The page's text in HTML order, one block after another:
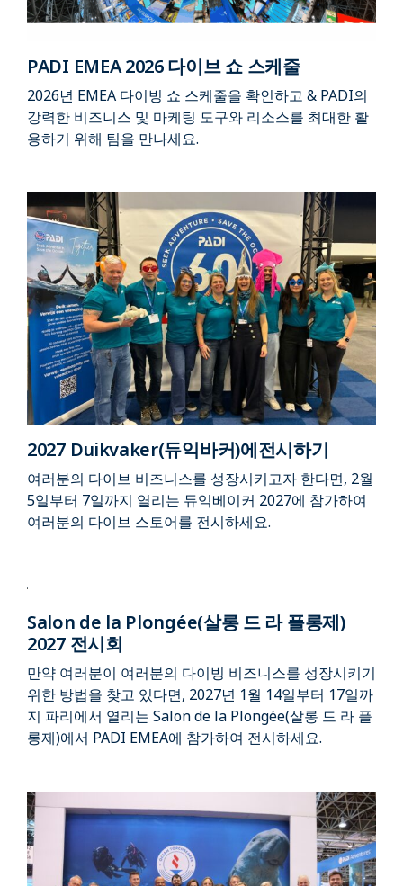
PADI EMEA 2026 다이브 쇼 스케줄
2026년 EMEA 다이빙 쇼 스케줄을 확인하고 & PADI의
강력한 비즈니스 및 마케팅 도구와 리소스를 최대한 활
용하기 위해 팀을 만나세요.
2027 Duikvaker(듀익바커)에전시하기
여러분의 다이브 비즈니스를 성장시키고자 한다면, 2월
5일부터 7일까지 열리는 듀익베이커 2027에 참가하여
여러분의 다이브 스토어를 전시하세요.
Salon de la Plongée(살롱 드 라 플롱제)
2027 전시회
만약 여러분이 여러분의 다이빙 비즈니스를 성장시키기
위한 방법을 찾고 있다면, 2027년 1월 14일부터 17일까
지 파리에서 열리는 Salon de la Plongée(살롱 드 라 플
롱제)에서 PADI EMEA에 참가하여 전시하세요.